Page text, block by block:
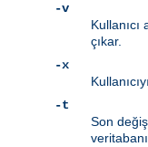
-v
çıkar.
-x
-t
Son